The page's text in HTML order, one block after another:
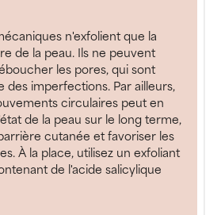
n'exfolient que la
de la peau. Ils ne peuvent
les pores, qui sont
des imperfections. Par ailleurs,
circulaires peut en
de la peau sur le long terme,
cutanée et favoriser les
À la place, utilisez un exfoliant
de l'acide salicylique